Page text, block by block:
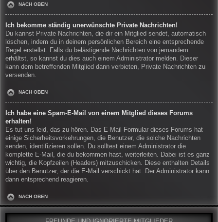
NACH OBEN
Ich bekomme ständig unerwünschte Private Nachrichten!
Du kannst Private Nachrichten, die dir ein Mitglied sendet, automatisch
löschen, indem du in deinem persönlichen Bereich eine entsprechende
Regel erstellst. Falls du belästigende Nachrichten von jemandem
erhältst, so kannst du dies auch einem Administrator melden. Dieser
kann dem betreffenden Mitglied dann verbieten, Private Nachrichten zu
versenden.
NACH OBEN
Ich habe eine Spam-E-Mail von einem Mitglied dieses Forums
erhalten!
Es tut uns leid, das zu hören. Das E-Mail-Formular dieses Forums hat
einige Sicherheitsvorkehrungen, die Benutzer, die solche Nachrichten
senden, identifizieren sollen. Du solltest einem Administrator die
komplette E-Mail, die du bekommen hast, weiterleiten. Dabei ist es ganz
wichtig, die Kopfzeilen (Headers) mitzuschicken. Diese enthalten Details
über den Benutzer, der die E-Mail verschickt hat. Der Administrator kann
dann entsprechend reagieren.
NACH OBEN